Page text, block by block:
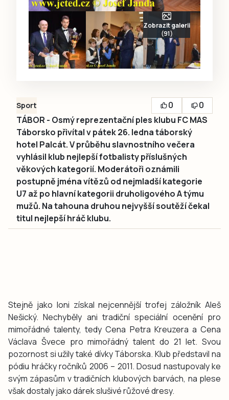
Zobrazit galerii
(91)
Sport 0
0
TÁBOR - Osmý reprezentační ples klubu FC MAS
Táborsko přivítal v pátek 26. ledna táborský
hotel Palcát. V průběhu slavnostního večera
vyhlásil klub nejlepší fotbalisty příslušných
věkových kategorií. Moderátoři oznámili
postupně jména vítězů od nejmladší kategorie
U7 až po hlavní kategorii druholigového A týmu
mužů. Na tahouna druhou nejvyšší soutěží čekal
titul nejlepší hráč klubu.
Stejně jako loni získal nejcennější trofej záložník Aleš
Nešický. Nechyběly ani tradiční speciální ocenění pro
mimořádné talenty, tedy Cena Petra Kreuzera a Cena
Václava Švece pro mimořádný talent do 21 let. Svou
pozornost si užily také dívky Táborska. Klub představil na
pódiu hráčky ročníků 2006 – 2011. Dosud nastupovaly ke
svým zápasům v tradičních klubových barvách, na plese
však dostaly jako dárek slušivé růžové dresy.